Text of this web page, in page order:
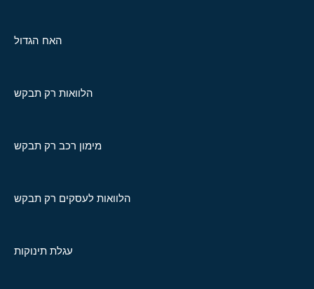
האח הגדול
הלוואות רק תבקש
מימון רכב רק תבקש
הלוואות לעסקים רק תבקש
עגלת תינוקות